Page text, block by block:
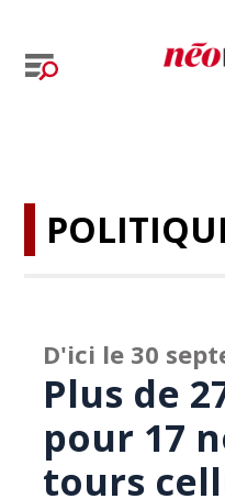
D'ici le 30
Plus de
pour 17
tours